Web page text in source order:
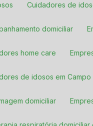
Cuidadores de
domiciliar
home care
de idosos em Campo
domiciliar